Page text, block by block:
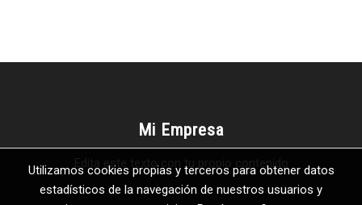
Mi Empresa
Edita este texto con tu propio contenido
Utilizamos cookies propias y terceros para obtener datos
estadísticos de la navegación de nuestros usuarios y